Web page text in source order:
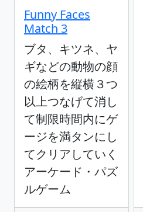
Funny Faces
Match 3
ブタ、キツネ、ヤ
ギなどの動物の顔
の絵柄を縦横３つ
以上つなげて消し
て制限時間内にゲ
ージを満タンにし
てクリアしていく
アーケード・パズ
ルゲーム